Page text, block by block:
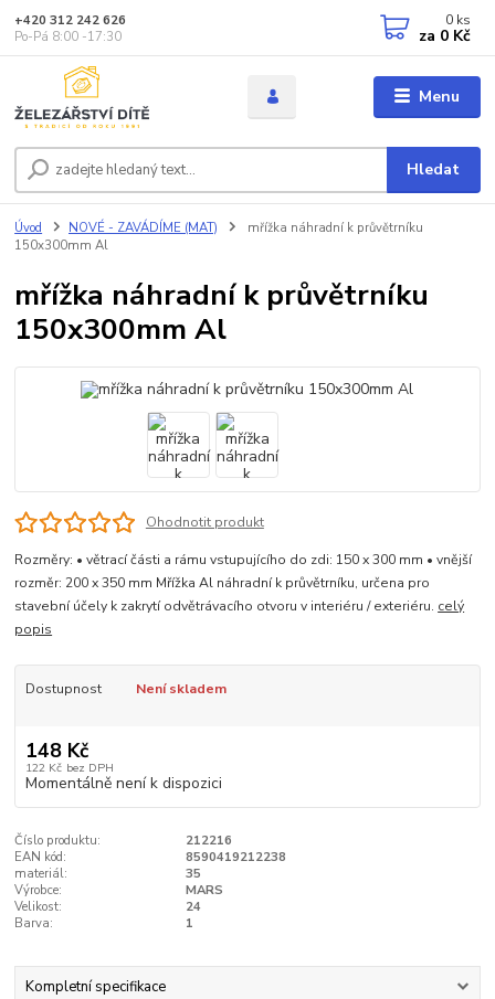
Menu
Hledat
+420 312 242 626
Po-Pá 8:00 -17:30
0 ks
za 0 Kč
Úvod NOVÉ - ZAVÁDÍME (MAT)
mřížka náhradní k průvětrníku
150x300mm Al
mřížka náhradní k průvětrníku
150x300mm Al
Ohodnotit produkt
Rozměry: • větrací části a rámu vstupujícího do zdi: 150 x 300 mm • vnější
rozměr: 200 x 350 mm Mřížka Al náhradní k průvětrníku, určena pro
stavební účely k zakrytí odvětrávacího otvoru v interiéru / exteriéru. celý
popis
Dostupnost Není skladem
148 Kč
122 Kč bez DPH
Momentálně není k dispozici
Číslo produktu:
212216
EAN kód:
8590419212238
materiál:
35
Výrobce:
MARS
Velikost:
24
Barva:
1
Kompletní specifikace